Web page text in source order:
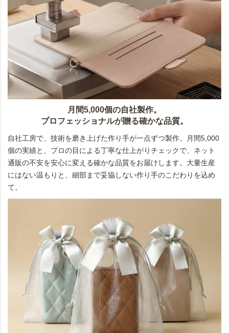
月間5,000個の自社製作。
プロフェッショナルが贈る確かな品質。
自社工房で、技術を磨き上げた作り手が一点ずつ製作。月間5,000
個の実績と、プロの目による丁寧な仕上がりチェックで、ネット
通販の不安を安心に変える確かな品質をお届けします。大量生産
にはない温もりと、細部まで妥協しない作り手のこだわりを込め
て。